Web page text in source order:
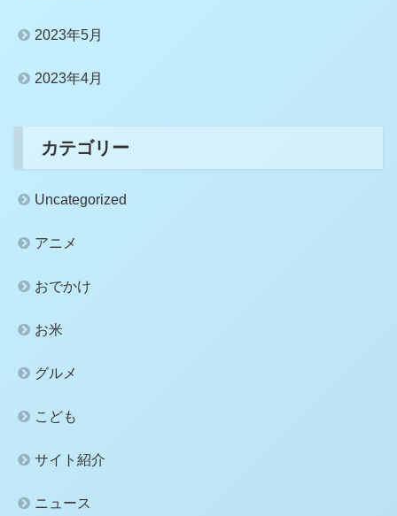
2023年5月
2023年4月
カテゴリー
Uncategorized
アニメ
おでかけ
お米
グルメ
こども
サイト紹介
ニュース